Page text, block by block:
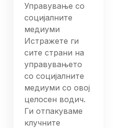
Управување со
социјалните
медиуми
Истражете ги
сите страни на
управувањето
со социјалните
медиуми со овој
целосен водич.
Ги отпакуваме
клучните